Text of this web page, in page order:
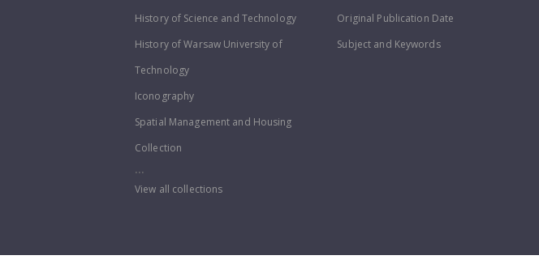
History of Science and Technology
History of Warsaw University of
Technology
Iconography
Spatial Management and Housing
Collection
...
View all collections
Original Publication Date
Subject and Keywords